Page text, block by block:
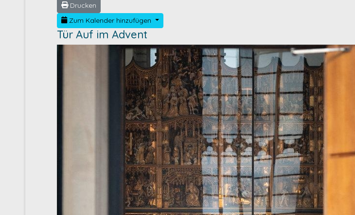
Drucken
Zum Kalender hinzufügen
Tür Auf im Advent